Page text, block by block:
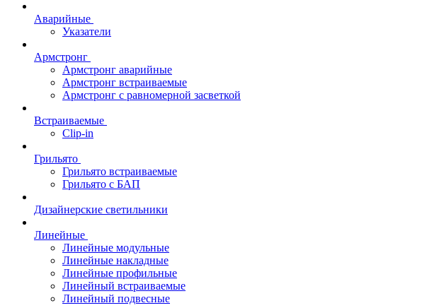
Аварийные
Указатели
Армстронг
Армстронг аварийные
Армстронг встраиваемые
Армстронг с равномерной засветкой
Встраиваемые
Clip-in
Грильято
Грильято встраиваемые
Грильято с БАП
Дизайнерские светильники
Линейные
Линейные модульные
Линейные накладные
Линейные профильные
Линейный встраиваемые
Линейный подвесные